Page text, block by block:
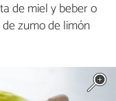
de miel y beber o
zumo de limón